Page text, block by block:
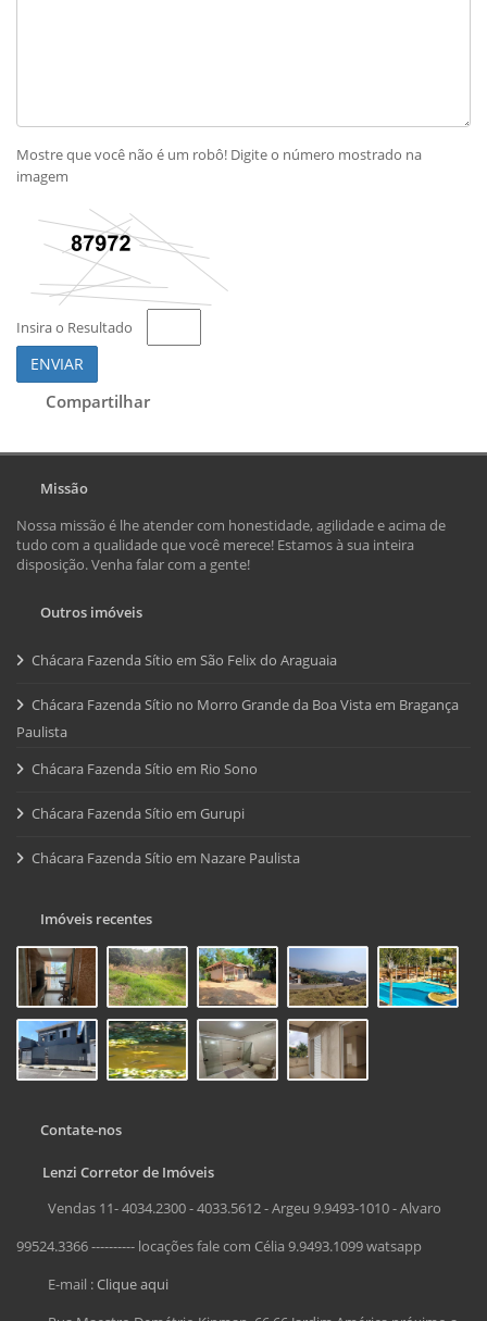
Mostre que você não é um robô! Digite o número mostrado na
imagem
Insira o Resultado
ENVIAR
Compartilhar
Missão
Nossa missão é lhe atender com honestidade, agilidade e acima de
tudo com a qualidade que você merece! Estamos à sua inteira
disposição. Venha falar com a gente!
Outros imóveis
Chácara Fazenda Sítio em São Felix do Araguaia
Chácara Fazenda Sítio no Morro Grande da Boa Vista em Bragança
Paulista
Chácara Fazenda Sítio em Rio Sono
Chácara Fazenda Sítio em Gurupi
Chácara Fazenda Sítio em Nazare Paulista
Imóveis recentes
Contate-nos
Lenzi Corretor de Imóveis
Vendas 11- 4034.2300 - 4033.5612 - Argeu 9.9493-1010 - Alvaro
99524.3366 ---------- locações fale com Célia 9.9493.1099 watsapp
E-mail :Clique aqui